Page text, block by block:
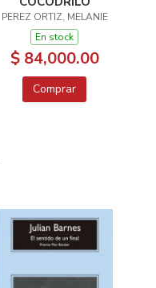
PEREZ ORTIZ, MELANIE
En stock
$ 84,000.00
Comprar